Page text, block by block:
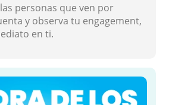
personas que ven por
y observa tu engagement,
en ti.